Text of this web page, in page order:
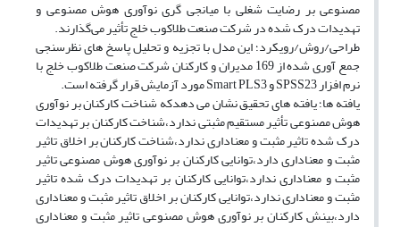
مصنوعی بر رضایت شغلی با میانجی گری نوآوری هوش مصنوعی و
تهدیدات درک شده در شرکت صنعت طلاکوب خلج تأثیر می‌گذارند.
طراحی/روش/رویکرد؛ این مدل با تجزیه و تحلیل پاسخ های نظرسنجی
جمع آوری شده از 169 مدیران و کارکنان شرکت صنعت طلاکوب خلج با
نرم افزار SPSS23 و Smart PLS3 مورد آزمایش قرار گرفته است.
یافته ها؛ یافته های تحقیق نشان می دهدکه شناخت کارکنان بر نوآوری
هوش مصنوعی تأثیر مستقیم مثبتی ندارد،شناخت کارکنان بر تهدیدات
درک شده تاثیر مثبت و معناداری ندارد،شناخت کارکنان بر اخلاق تاثیر
مثبت و معناداری دارد،توانایی کارکنان بر نوآوری هوش مصنوعی تاثیر
مثبت و معناداری ندارد،توانایی کارکنان بر تهدیدات درک شده تاثیر
مثبت و معناداری ندارد،توانایی کارکنان بر اخلاق تاثیر مثبت و معناداری
دارد،بینش کارکنان بر نوآوری هوش مصنوعی تاثیر مثبت و معناداری